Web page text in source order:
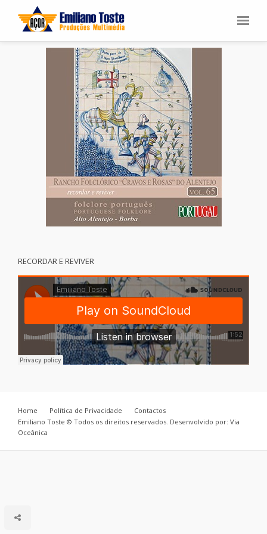
RECORDAR E REVIVER
Home Política de Privacidade
Contactos
Emiliano Toste © Todos os direitos reservados. Desenvolvido por: Via
Oceânica